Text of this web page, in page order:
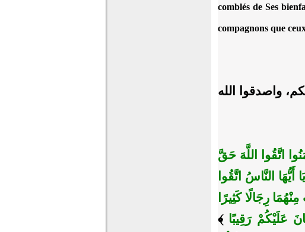
comblés de Ses
compagnons que
واصدقوا الله
اتَّقُوا اللَّهَ حَقَّ
أَيُّهَا النَّاسُ اتَّقُوا
رِجَالًا كَثِيرًا
عَلَيْكُمْ رَقِيبًا ﴾